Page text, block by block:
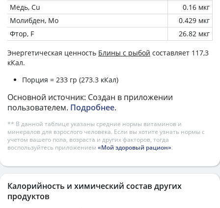
Медь, Cu
0.16 мкг
Молибден, Mo
0.429 мкг
Фтор, F
26.82 мкг
Энергетическая ценность Блины с рыбой составляет 117,3
кКал.
Порция = 233 гр (273.3 кКал)
Основной источник: Создан в приложении
пользователем. Подробнее.
** В данной таблице указаны средние нормы витаминов и
минералов для взрослого человека. Если вы хотите узнать нормы с
учетом вашего пола, возраста и других факторов, тогда
воспользуйтесь приложением «Мой здоровый рацион».
Калорийность и химический состав других
продуктов